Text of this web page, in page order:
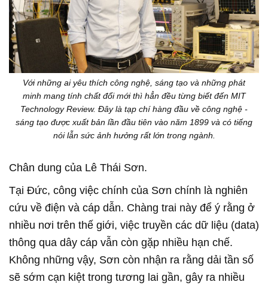
Với những ai yêu thích công nghệ, sáng tạo và những phát
minh mang tính chất đổi mới thì hẳn đều từng biết đến MIT
Technology Review. Đây là tạp chí hàng đầu về công nghệ -
sáng tạo được xuất bản lần đầu tiên vào năm 1899 và có tiếng
nói lẫn sức ảnh hưởng rất lớn trong ngành.
Chân dung của Lê Thái Sơn.
Tại Đức, công việc chính của Sơn chính là nghiên
cứu về điện và cáp dẫn. Chàng trai này để ý rằng ở
nhiều nơi trên thế giới, việc truyền các dữ liệu (data)
thông qua dây cáp vẫn còn gặp nhiều hạn chế.
Không những vậy, Sơn còn nhận ra rằng dải tần số
sẽ sớm cạn kiệt trong tương lai gần, gây ra nhiều